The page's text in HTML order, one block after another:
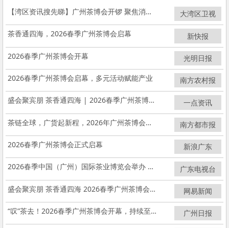
大湾区卫视
茶香通四海，2026春季广州茶博会启幕 新快报
2026春季广州茶博会开幕 光明日报
2026春季广州茶博会启幕，多元活动赋能产业 南方农村报
一点资讯
南方都市报
2026春季广州茶博会正式启幕 新浪广东
广东电视台
网易新闻
广州日报